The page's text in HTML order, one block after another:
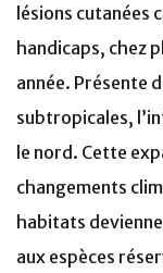
lésions cutanées
handicaps, chez
année. Présente
subtropicales,
le nord. Cette
changements
habitats
aux espèces